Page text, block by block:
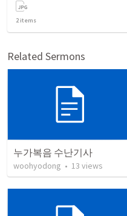
2items
Related Sermons
누가복음 수난기사
woohyodong • 13 views